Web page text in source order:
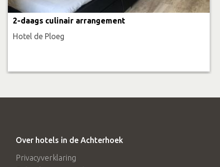
2-daags culinair arrangement
Hotel de Ploeg
Over hotels in de Achterhoek
Privacyverklaring